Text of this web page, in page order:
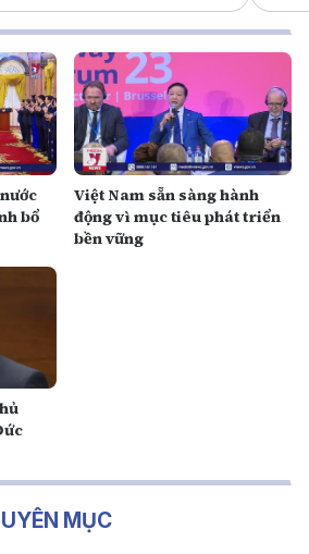
bổ
Việt Nam sẵn sàng hành
động vì mục tiêu phát triển
bền vững
MỤC